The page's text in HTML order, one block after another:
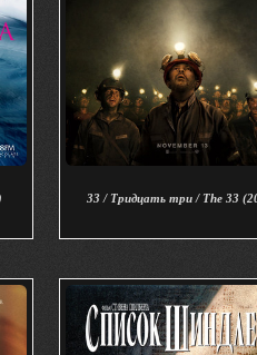
33 / Тридцать три / The 33